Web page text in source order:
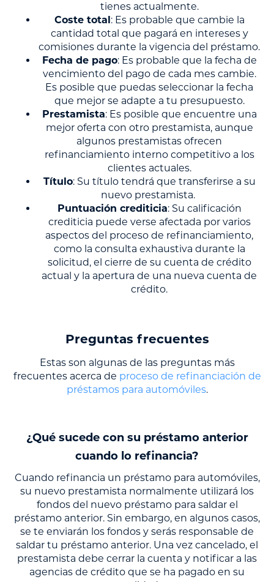
tienes actualmente.
Coste total: Es probable que cambie la
cantidad total que pagará en intereses y
comisiones durante la vigencia del préstamo.
Fecha de pago: Es probable que la fecha de
vencimiento del pago de cada mes cambie.
Es posible que puedas seleccionar la fecha
que mejor se adapte a tu presupuesto.
Prestamista: Es posible que encuentre una
mejor oferta con otro prestamista, aunque
algunos prestamistas ofrecen
refinanciamiento interno competitivo a los
clientes actuales.
Título: Su título tendrá que transferirse a su
nuevo prestamista.
Puntuación crediticia: Su calificación
crediticia puede verse afectada por varios
aspectos del proceso de refinanciamiento,
como la consulta exhaustiva durante la
solicitud, el cierre de su cuenta de crédito
actual y la apertura de una nueva cuenta de
crédito.
Preguntas frecuentes
Estas son algunas de las preguntas más
frecuentes acerca de proceso de refinanciación de
préstamos para automóviles.
¿Qué sucede con su préstamo anterior
cuando lo refinancia?
Cuando refinancia un préstamo para automóviles,
su nuevo prestamista normalmente utilizará los
fondos del nuevo préstamo para saldar el
préstamo anterior. Sin embargo, en algunos casos,
se te enviarán los fondos y serás responsable de
saldar tu préstamo anterior. Una vez cancelado, el
prestamista debe cerrar la cuenta y notificar a las
agencias de crédito que se ha pagado en su